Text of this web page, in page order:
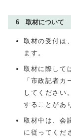
6 取材について
取材の受付は
ます。
取材に際して
「市政記者
してください
することがあ
取材中は、会
に従ってくだ